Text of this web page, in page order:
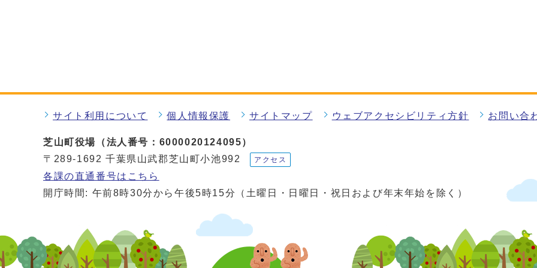
サイト利用について 個人情報保護 サイトマップ ウェブアクセシビリティ方針 お問い合
芝山町役場（法人番号：6000020124095）
〒289-1692 千葉県山武郡芝山町小池992
アクセス
各課の直通番号はこちら
開庁時間: 午前8時30分から午後5時15分（土曜日・日曜日・祝日および年末年始を除く）